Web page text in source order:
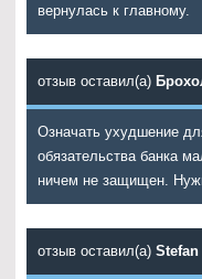
вернулась к главному.
отзыв оставил(а)
Означать ухудшение
обязательства банка
ничем не защищен.
отзыв оставил(а) Stefan